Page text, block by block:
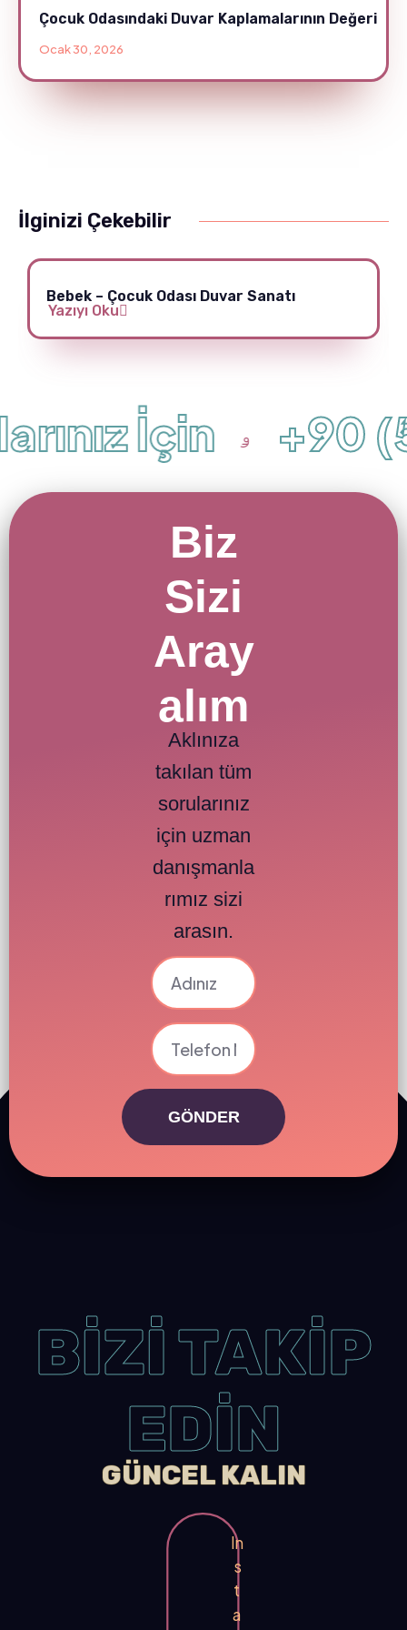
Çocuk Odasındaki Duvar Kaplamalarının Değeri
Ocak 30, 2026
İlginizi Çekebilir
Bebek – Çocuk Odası Duvar Sanatı
Yazıyı Oku
İçin +90
Biz
Sizi
Aray
alım
Aklınıza
takılan tüm
sorularınız
için uzman
danışmanla
rımız sizi
arasın.
GÖNDER
BİZİ TAKİP
EDİN
GÜNCEL KALIN
In
s